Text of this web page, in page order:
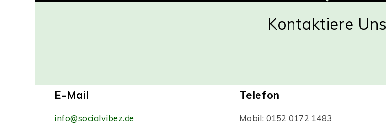
Kontaktiere Uns
E-Mail
info@socialvibez.de
Telefon
Mobil: 0152 0172 1483